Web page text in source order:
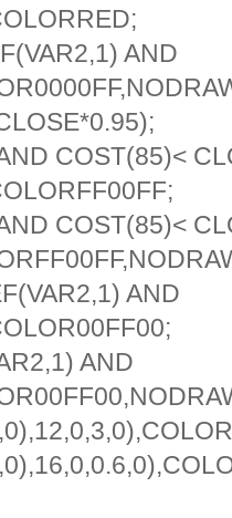
AND
COST(85)<
COST(85)<
AND
AND